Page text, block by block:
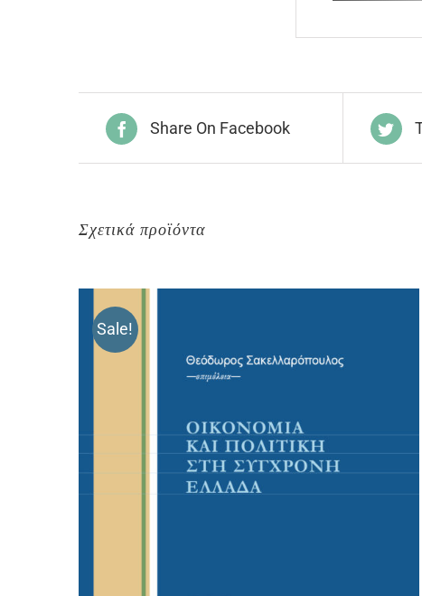
Share On Facebook
Σχετικά προϊόντα
Sale!